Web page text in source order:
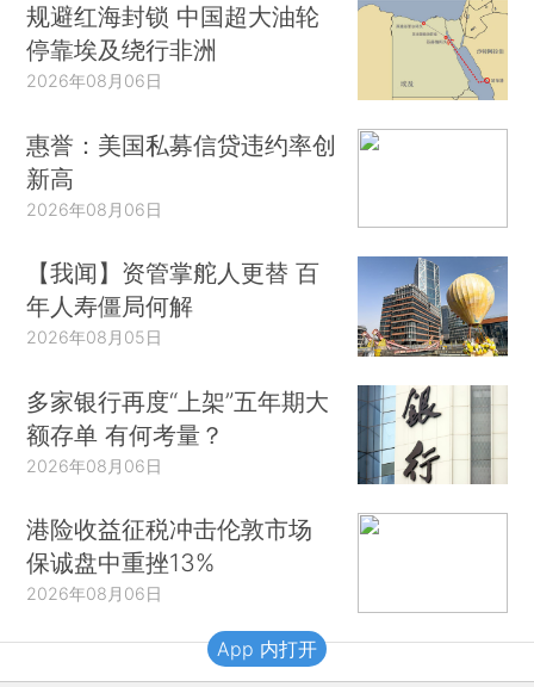
规避红海封锁 中国超大油轮
停靠埃及绕行非洲
2026年08月06日
惠誉：美国私募信贷违约率创
新高
2026年08月06日
【我闻】资管掌舵人更替 百
年人寿僵局何解
2026年08月05日
多家银行再度“上架”五年期大
额存单 有何考量？
2026年08月06日
港险收益征税冲击伦敦市场
保诚盘中重挫13%
2026年08月06日
App 内打开